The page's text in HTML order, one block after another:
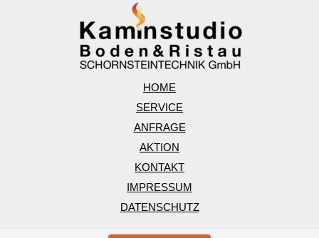
HOME
SERVICE
ANFRAGE
AKTION
KONTAKT
IMPRESSUM
DATENSCHUTZ